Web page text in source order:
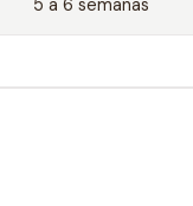
5 a 6 semanas